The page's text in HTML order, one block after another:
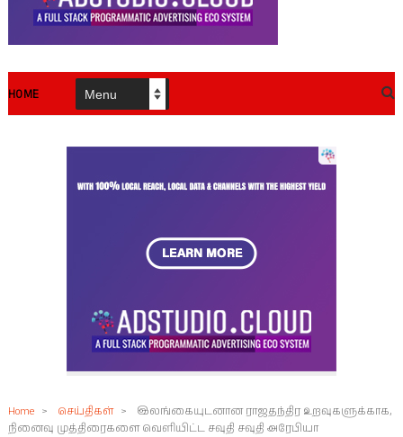
HOME
Home > செய்திகள் >
இலங்கையுடனான ராஜதந்திர உறவுகளுக்காக,
நினைவு முத்திரைகளை வெளியிட்ட சவுதி சவுதி அரேபியா